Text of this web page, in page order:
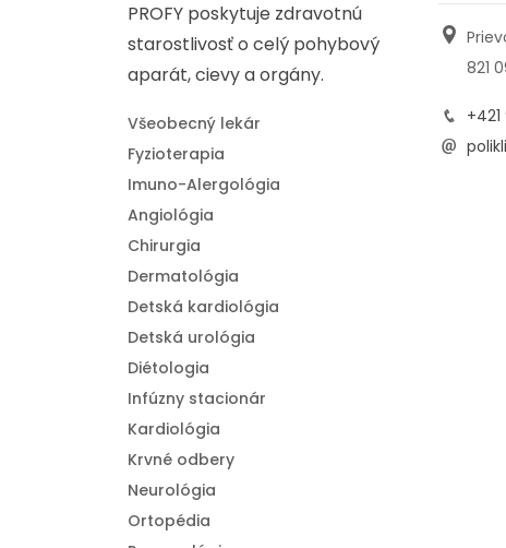
PROFY poskytuje zdravotnú
starostlivosť o celý pohybový
aparát, cievy a orgány.
Všeobecný lekár
Fyzioterapia
Imuno-Alergológia
Angiológia
Chirurgia
Dermatológia
Detská kardiológia
Detská urológia
Diétologia
Infúzny stacionár
Kardiológia
Krvné odbery
Neurológia
Ortopédia
821